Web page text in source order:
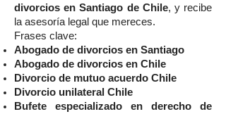
divorcios en Santiago de Chile, y recibe
la asesoría legal que mereces.
Frases clave:
Abogado de divorcios en Santiago
Abogado de divorcios en Chile
Divorcio de mutuo acuerdo Chile
Divorcio unilateral Chile
Bufete especializado en derecho de